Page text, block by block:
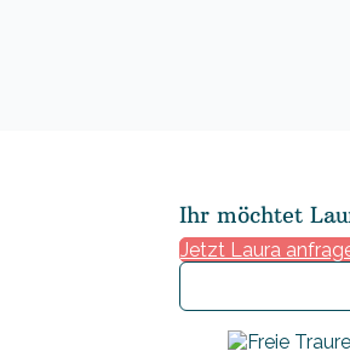
Ihr möchtet
Jetzt Laura